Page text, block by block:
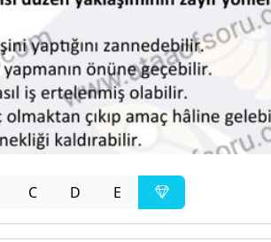
C D E